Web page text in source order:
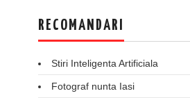
RECOMANDARI
Stiri Inteligenta Artificiala
Fotograf nunta Iasi